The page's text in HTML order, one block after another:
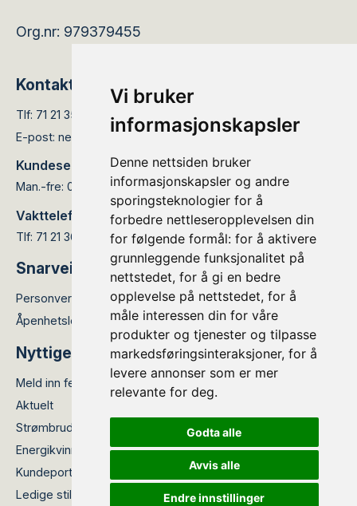
Vi bruker
informasjonskapsler
Denne nettsiden bruker
informasjonskapsler og andre
sporingsteknologier for å
forbedre nettleseropplevelsen din
for følgende formål: for å aktivere
grunnleggende funksjonalitet på
nettstedet, for å gi en bedre
opplevelse på nettstedet, for å
måle interessen din for våre
produkter og tjenester og tilpasse
markedsføringsinteraksjoner, for å
levere annonser som er mer
relevante for deg.
Godta alle
Avvis alle
Endre innstillinger
Meld feil/skade
Org.nr: 979379455
Kontakt
Tlf: 71 21 35 05
E-post: nettservice@elinett.no
Kundesenteret er åpent:
Man.-fre: 08.00 - 15.30
Vakttelefon:
Tlf: 71 21 36 66
Snarveier
Personvernerklæring
Åpenhetsloven
Nyttige lenker
Meld inn feil
Aktuelt
Strømbrudd
Energikvinner
Kundeportalen
Ledige stillinger